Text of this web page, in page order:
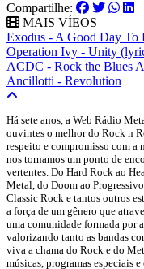
Compartilhe:
MAIS VÍEOS
Exodus - A Good Day To
Operation Ivy - Unity
ACDC - Rock the Blues
Ancillotti - Revolution
Há sete anos, a Web Rádio
ouvintes o melhor do Rock n
respeito e compromisso com a
nos tornamos um ponto de
vertentes. Do Hard Rock ao
Metal, do Doom ao
Classic Rock e tantos outros
a força de um gênero que
uma comunidade formada por
valorizando tanto as bandas
viva a chama do Rock e do
músicas, programas especiais